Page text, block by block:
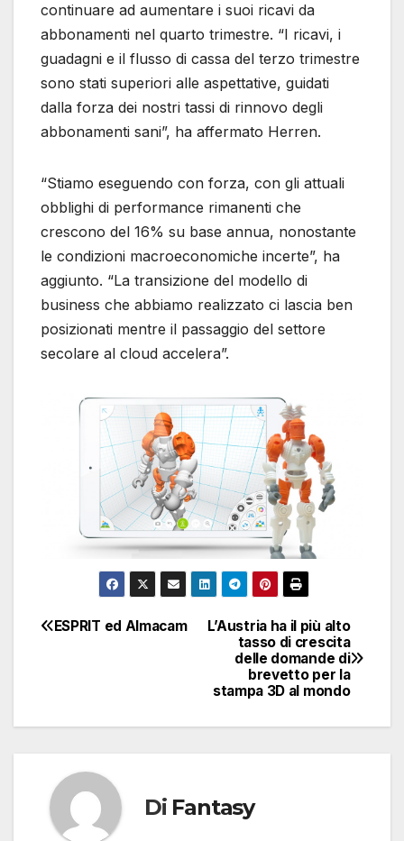
continuare ad aumentare i suoi ricavi da
abbonamenti nel quarto trimestre. “I ricavi, i
guadagni e il flusso di cassa del terzo trimestre
sono stati superiori alle aspettative, guidati
dalla forza dei nostri tassi di rinnovo degli
abbonamenti sani”, ha affermato Herren.
“Stiamo eseguendo con forza, con gli attuali
obblighi di performance rimanenti che
crescono del 16% su base annua, nonostante
le condizioni macroeconomiche incerte”, ha
aggiunto. “La transizione del modello di
business che abbiamo realizzato ci lascia ben
posizionati mentre il passaggio del settore
secolare al cloud accelera”.
NavigazioneL’Austria ha il più alto
tasso di crescita
delle domande di
brevetto per la
stampa 3D al mondo
ESPRIT ed Almacam
Di Fantasy